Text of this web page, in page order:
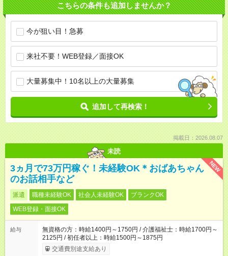
こちらの条件も追加しませんか？
今が狙い目！急募
来社不要！WEB登録／面接OK
大量募集中！10名以上の大量募集
追加して再検索！
掲載日：2026.08.07
未読
NEW
3ヵ月で73万円稼ぐ！未経験OK＊おばあちゃん
のお話相手など
派遣 職種未経験OK 社会人未経験OK
ブランクOK
WEB登録・面接OK
給与
無資格の方：時給1400円～1750円 / 介護福祉士：時給1700円～
2125円 / 初任者以上：時給1500円～1875円
交通費別途支給あり